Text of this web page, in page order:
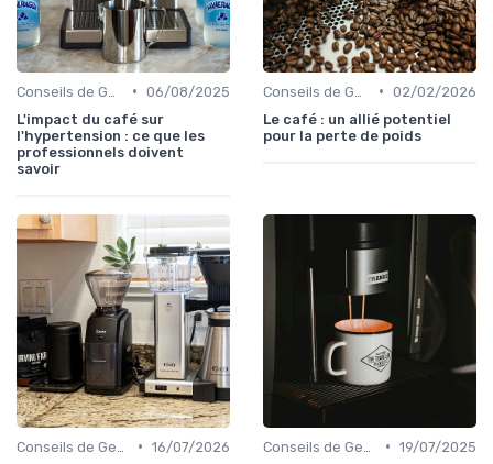
• 06/08/2025
L'impact du café sur
l'hypertension : ce que les
professionnels doivent
savoir
• 02/02/2026
Le café : un allié potentiel
pour la perte de poids
• 16/07/2026
• 19/07/2025